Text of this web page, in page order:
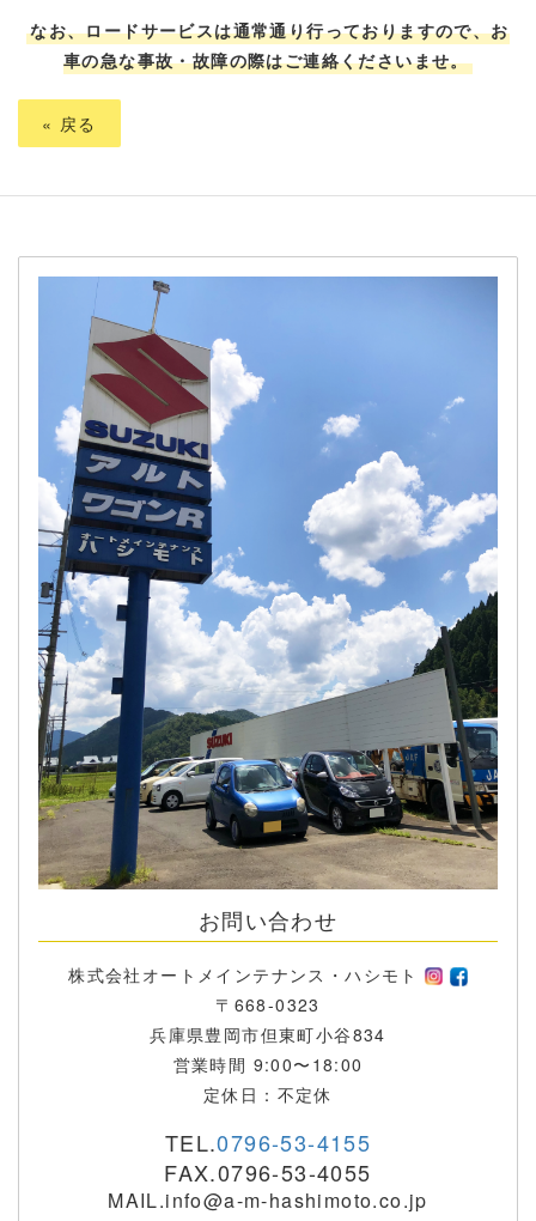
なお、ロードサービスは通常通り行っておりますので、お
車の急な事故・故障の際はご連絡くださいませ。
« 戻る
お問い合わせ
株式会社オートメインテナンス・ハシモト
〒668-0323
兵庫県豊岡市但東町小谷834
営業時間 9:00〜18:00
定休日：不定休
TEL.0796-53-4155
FAX.0796-53-4055
MAIL.info@a-m-hashimoto.co.jp